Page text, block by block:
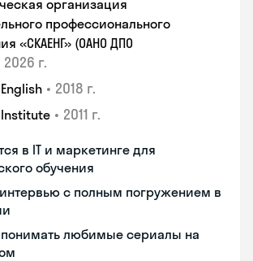
организация
профессионального
«СКАЕНГ» (ОАНО ДПО
2026 г.
• 2018 г.
Institute • 2011 г.
в IT и маркетинге для
обучения
интервью с полным погружением в
понимать любимые сериалы на